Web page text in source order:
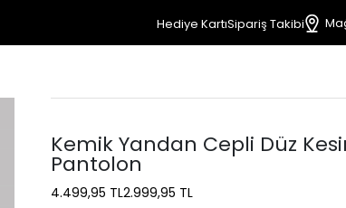
Hediye KartıSipariş Takibi
Kemik Yandan Cepli Düz
Pantolon
4.499,95 TL2.999,95 TL